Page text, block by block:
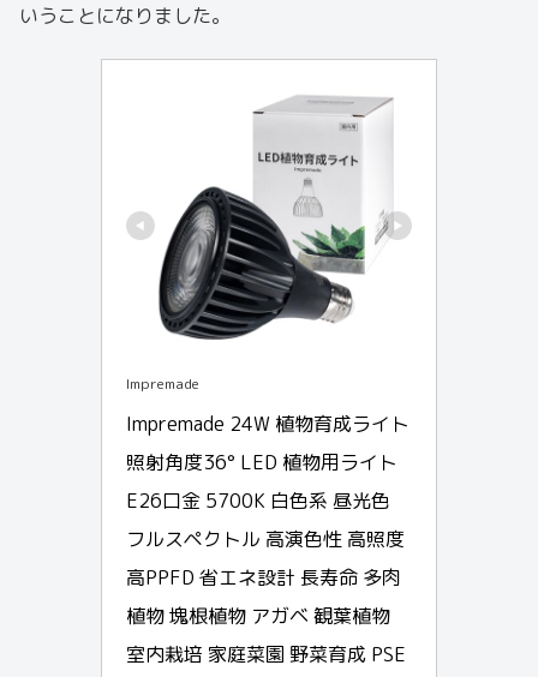
いうことになりました。
Impremade
Impremade 24W 植物育成ライト
照射角度36° LED 植物用ライト
E26口金 5700K 白色系 昼光色
フルスペクトル 高演色性 高照度
高PPFD 省エネ設計 長寿命 多肉
植物 塊根植物 アガベ 観葉植物
室内栽培 家庭菜園 野菜育成 PSE